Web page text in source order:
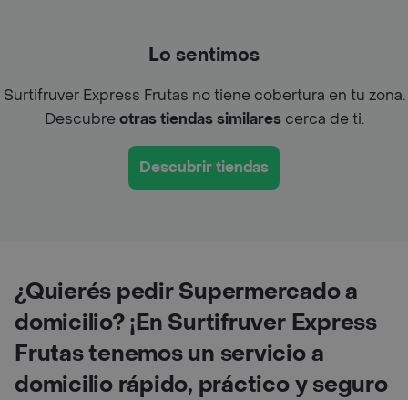
Lo sentimos
Surtifruver Express Frutas no tiene cobertura en tu zona.
Descubreotras tiendas similarescerca de ti.
Descubrir tiendas
¿Quierés pedir Supermercado a
domicilio? ¡En Surtifruver Express
Frutas tenemos un servicio a
domicilio rápido, práctico y seguro